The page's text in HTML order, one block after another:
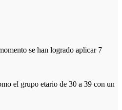
se han logrado aplicar 7
el grupo etario de 30 a 39 con un